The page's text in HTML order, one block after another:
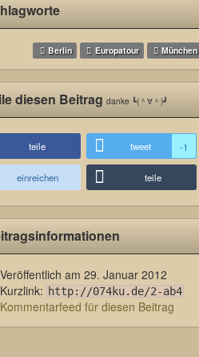
Berlin Europatour München
diesen Beitragdanke ┗(＾∀＾)┛
teile tweet -1
einreichen teile
Veröffentlich am 29. Januar 2012
Kurzlink: http://074ku.de/2-ab4
Kommentarfeed für diesen Beitrag